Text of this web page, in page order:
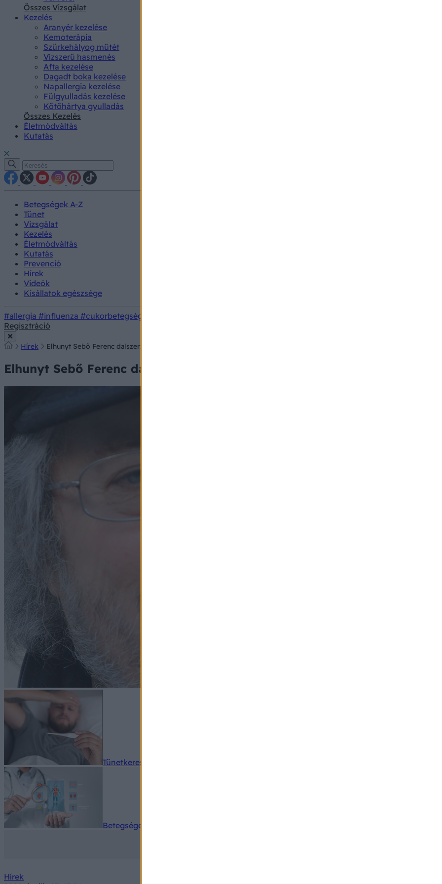
Összes Vizsgálat
Kezelés
Aranyér kezelése
Kemoterápia
Szürkehályog műtét
Vízszerű hasmenés
Afta kezelése
Dagadt boka kezelése
Napallergia kezelése
Fülgyulladás kezelése
Kötőhártya gyulladás
Összes Kezelés
Életmódváltás
Kutatás
Betegségek A-Z
Tünet
Vizsgálat
Kezelés
Életmódváltás
Kutatás
Prevenció
Hírek
Videók
Kisállatok egészsége
#allergia #influenza #cukorbetegség
Regisztráció
Hírek Elhunyt Sebő Ferenc dalszerző-énekes, a táncházmozgalom egyik meghatározó alakja
Elhunyt Sebő Ferenc dalszerző-énekes, a táncházmozgalom egyik
Tünetkereső
Betegségek A-Z
Hírek